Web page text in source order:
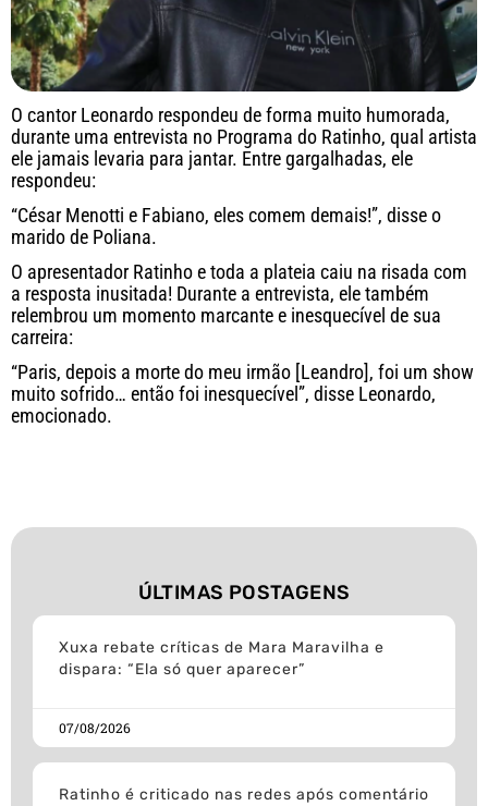
O cantor Leonardo respondeu de forma muito humorada,
durante uma entrevista no Programa do Ratinho, qual artista
ele jamais levaria para jantar. Entre gargalhadas, ele
respondeu:
“César Menotti e Fabiano, eles comem demais!”, disse o
marido de Poliana.
O apresentador Ratinho e toda a plateia caiu na risada com
a resposta inusitada! Durante a entrevista, ele também
relembrou um momento marcante e inesquecível de sua
carreira:
“Paris, depois a morte do meu irmão [Leandro], foi um show
muito sofrido… então foi inesquecível”, disse Leonardo,
emocionado.
ÚLTIMAS POSTAGENS
Xuxa rebate críticas de Mara Maravilha e
dispara: “Ela só quer aparecer”
07/08/2026
Ratinho é criticado nas redes após comentário